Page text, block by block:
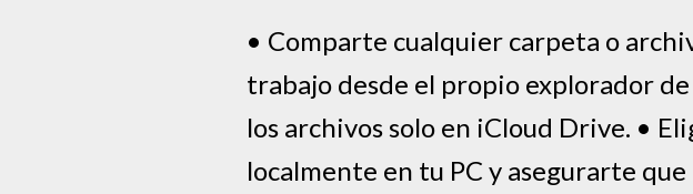
• Comparte cualquier carpeta o
trabajo desde el propio explorador
los archivos solo en iCloud Drive. •
localmente en tu PC y asegurarte